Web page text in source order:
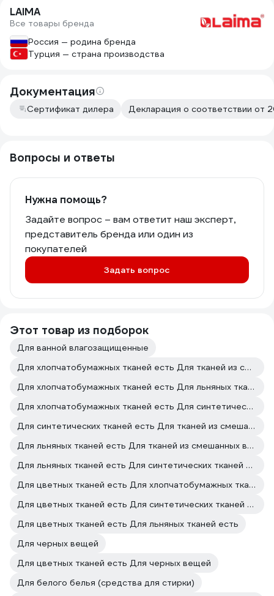
LAIMA
Все товары бренда
Россия — родина бренда
Турция — страна производства
Документация
Сертификат дилера Декларация о соответствии от
Вопросы и ответы
Нужна помощь?
Задайте вопрос – вам ответит наш эксперт,
представитель бренда или один из
покупателей
Задать вопрос
Этот товар из подборок
Для ванной влагозащищенные
Для хлопчатобумажных тканей есть Для тканей из смешанных волокон есть
Для хлопчатобумажных тканей есть Для льняных тканей есть
Для хлопчатобумажных тканей есть Для синтетических тканей есть
Для синтетических тканей есть Для тканей из смешанных волокон есть
Для льняных тканей есть Для тканей из смешанных волокон есть
Для льняных тканей есть Для синтетических тканей есть
Для цветных тканей есть Для хлопчатобумажных тканей есть
Для цветных тканей есть Для синтетических тканей есть
Для цветных тканей есть Для льняных тканей есть
Для черных вещей
Для цветных тканей есть Для черных вещей
Для белого белья (средства для стирки)